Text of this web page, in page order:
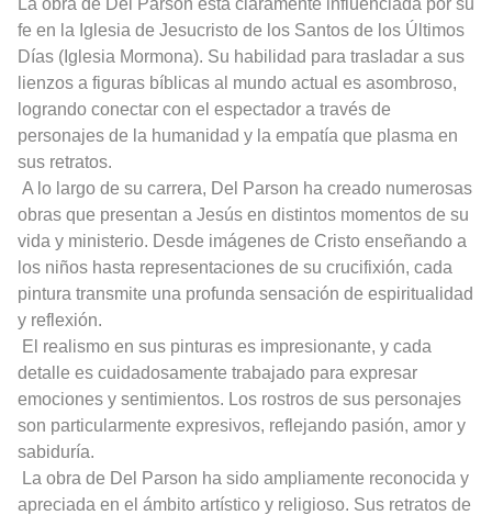
fe en la Iglesia de Jesucristo de los Santos de los Últimos
Días (Iglesia Mormona). Su habilidad para trasladar a sus
lienzos a figuras bíblicas al mundo actual es asombroso,
logrando conectar con el espectador a través de
personajes de la humanidad y la empatía que plasma en
sus retratos.
A lo largo de su carrera, Del Parson ha creado numerosas
obras que presentan a Jesús en distintos momentos de su
vida y ministerio. Desde imágenes de Cristo enseñando a
los niños hasta representaciones de su crucifixión, cada
pintura transmite una profunda sensación de espiritualidad
y reflexión.
El realismo en sus pinturas es impresionante, y cada
detalle es cuidadosamente trabajado para expresar
emociones y sentimientos. Los rostros de sus personajes
son particularmente expresivos, reflejando pasión, amor y
sabiduría.
La obra de Del Parson ha sido ampliamente reconocida y
apreciada en el ámbito artístico y religioso. Sus retratos de